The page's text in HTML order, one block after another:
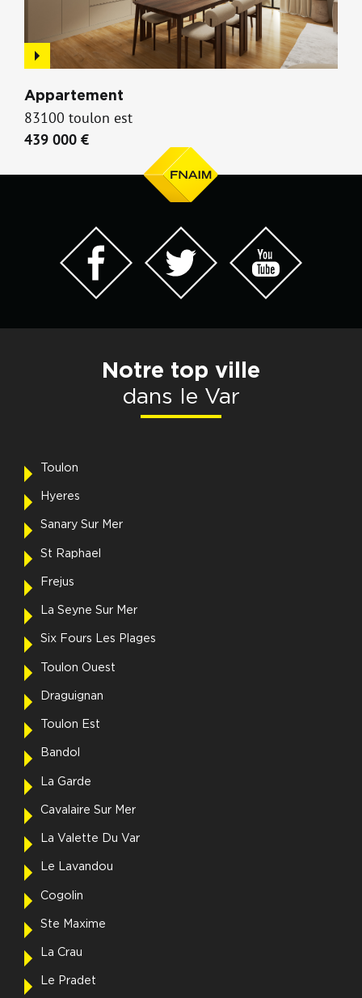
Appartement
83100 toulon est
439 000 €
Notre top ville
dans le Var
Toulon
Hyeres
Sanary Sur Mer
St Raphael
Frejus
La Seyne Sur Mer
Six Fours Les Plages
Toulon Ouest
Draguignan
Toulon Est
Bandol
La Garde
Cavalaire Sur Mer
La Valette Du Var
Le Lavandou
Cogolin
Ste Maxime
La Crau
Le Pradet